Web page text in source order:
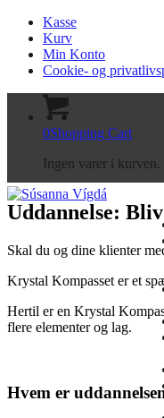
Kasse
Kurv
Min Konto
Cookie- og
0Shopping Cart
Ingen varer i kurven.
Uddannelse:
Skal du og dine klienter
Krystal Kompasset er et
Hertil er en Krystal
flere elementer og lag.
Hvem er